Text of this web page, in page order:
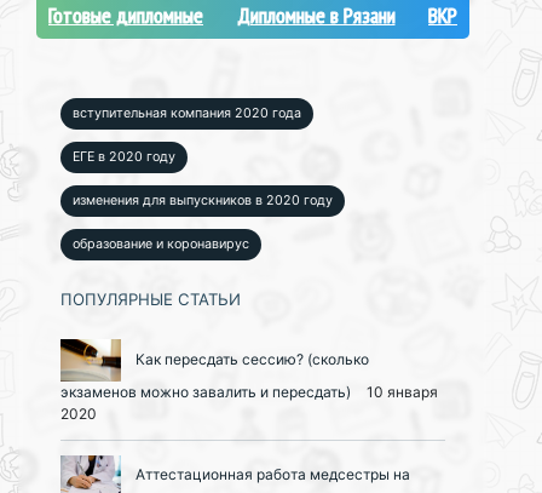
Готовые дипломные Дипломные в Рязани ВКР
вступительная компания 2020 года
ЕГЕ в 2020 году
изменения для выпускников в 2020 году
образование и коронавирус
ПОПУЛЯРНЫЕ СТАТЬИ
Как пересдать сессию? (сколько
экзаменов можно завалить и пересдать)
10 января
2020
Аттестационная работа медсестры на